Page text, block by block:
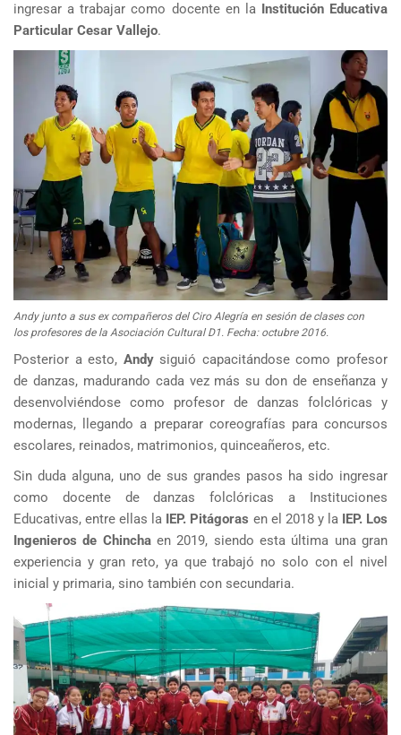
ingresar a trabajar como docente en la Institución Educativa
Particular Cesar Vallejo.
Andy junto a sus ex compañeros del Ciro Alegría en sesión de clases con
los profesores de la Asociación Cultural D1. Fecha: octubre 2016.
Posterior a esto, Andysiguió capacitándose como profesor
de danzas, madurando cada vez más su don de enseñanza y
desenvolviéndose como profesor de danzas folclóricas y
modernas, llegando a preparar coreografías para concursos
escolares, reinados, matrimonios, quinceañeros, etc.
Sin duda alguna, uno de sus grandes pasos ha sido ingresar
como docente de danzas folclóricas a Instituciones
Educativas, entre ellas la IEP. Pitágoras en el 2018 y la IEP. Los
Ingenieros de Chinchaen 2019, siendo esta última una gran
experiencia y gran reto, ya que trabajó no solo con el nivel
inicial y primaria, sino también con secundaria.